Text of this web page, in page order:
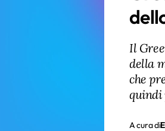
Il
della
che
quindi
A cura di